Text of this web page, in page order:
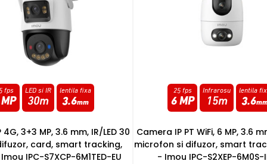
fps Infrarosu
15m
lentila fixa
3.6mm
WiFi, 6 MP, 3.6 mm, IR 15 m,
difuzor, smart tracking, card
IPC-S2XEP-6M0S-IMOU
15 fps
8 MP
Infrarosu
10m
lentila
3.6
Camera IP PT Wi-Fi 6, 8MP,
mic, difuzor, auto tracking,
apelare, card - Imou IPC-